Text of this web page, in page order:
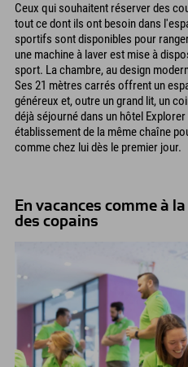
Ceux qui souhaitent réserver des
tout ce dont ils ont besoin dans
sportifs sont disponibles pour
une machine à laver est mise à
sport. La chambre, au design
Ses 21 mètres carrés offrent un
généreux et, outre un grand lit, un
déjà séjourné dans un hôtel
établissement de la même chaîne
comme chez lui dès le premier jour.
En vacances comme à
des copains